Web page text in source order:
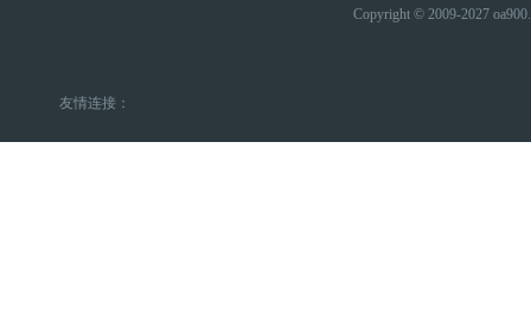
Copyright © 2009-2027
友情连接：